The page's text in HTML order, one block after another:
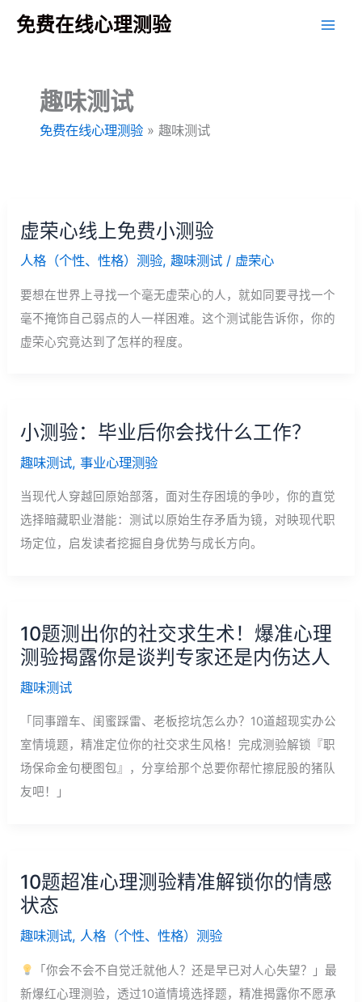
免费在线心理测验
趣味测试
免费在线心理测验 »趣味测试
虚荣心线上免费小测验
人格（个性、性格）测验,趣味测试 / 虚荣心
要想在世界上寻找一个毫无虚荣心的人，就如同要寻找一个
毫不掩饰自己弱点的人一样困难。这个测试能告诉你，你的
虚荣心究竟达到了怎样的程度。
小测验：毕业后你会找什么工作？
趣味测试,事业心理测验
当现代人穿越回原始部落，面对生存困境的争吵，你的直觉
选择暗藏职业潜能：测试以原始生存矛盾为镜，对映现代职
场定位，启发读者挖掘自身优势与成长方向。
10题测出你的社交求生术！爆准心理
测验揭露你是谈判专家还是内伤达人
趣味测试
「同事蹭车、闺蜜踩雷、老板挖坑怎么办？10道超现实办公
室情境题，精准定位你的社交求生风格！完成测验解锁『职
场保命金句梗图包』，分享给那个总要你帮忙擦屁股的猪队
友吧！」
10题超准心理测验精准解锁你的情感
状态
趣味测试, 人格（个性、性格）测验
「你会不会不自觉迁就他人？还是早已对人心失望？」最
新爆红心理测验，透过10道情境选择题，精准揭露你不愿承